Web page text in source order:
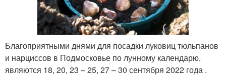
Благоприятными днями для посадки луковиц тюльпанов
и нарциссов в Подмосковье по лунному календарю,
являются 18, 20, 23 – 25, 27 – 30 сентября 2022 года .